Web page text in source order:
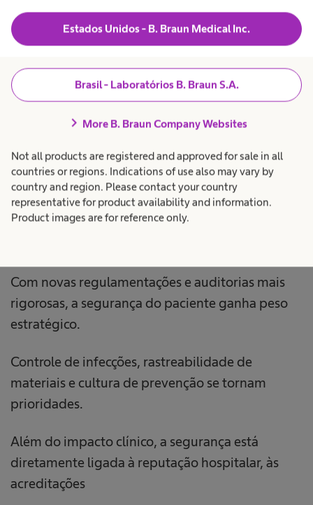
Estados Unidos - B. Braun Medical Inc.
Brasil - Laboratórios B. Braun S.A.
chevron_right More B. Braun Company Websites
Not all products are registered and approved for sale in all
countries or regions. Indications of use also may vary by
country and region. Please contact your country
representative for product availability and information.
Product images are for reference only.
O foco é reduzir desperdícios, simplificar fluxos e
com o paciente.
Hoje, quase 30% da carga de trabalho da
administrativas, segundo a American Nurses
Association, dado que evidencia o tamanho da
oportunidade de ganho operacional.
Com novas regulamentações e auditorias mais
rigorosas, a segurança do paciente ganha peso
estratégico.
Controle de infecções, rastreabilidade de
materiais e cultura de prevenção se tornam
prioridades.
Além do impacto clínico, a segurança está
diretamente ligada à reputação hospitalar, às
acreditações